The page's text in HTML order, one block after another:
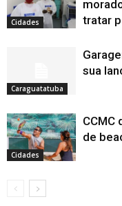
Cidades
tratar
Caraguatatuba
sua
Cidades
CCMC
de